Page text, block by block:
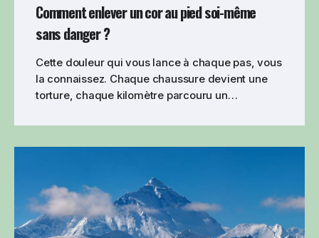
Comment enlever un cor au pied soi-même
sans danger ?
Cette douleur qui vous lance à chaque pas, vous
la connaissez. Chaque chaussure devient une
torture, chaque kilomètre parcouru un…